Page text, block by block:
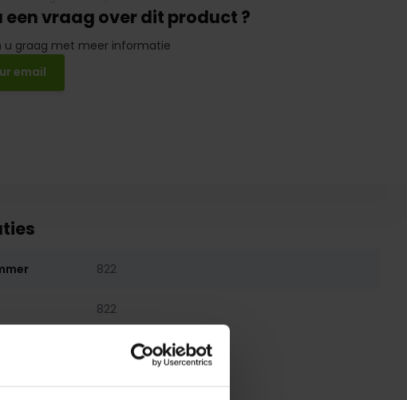
een vraag over dit product ?
u graag met meer informatie
email
822
822